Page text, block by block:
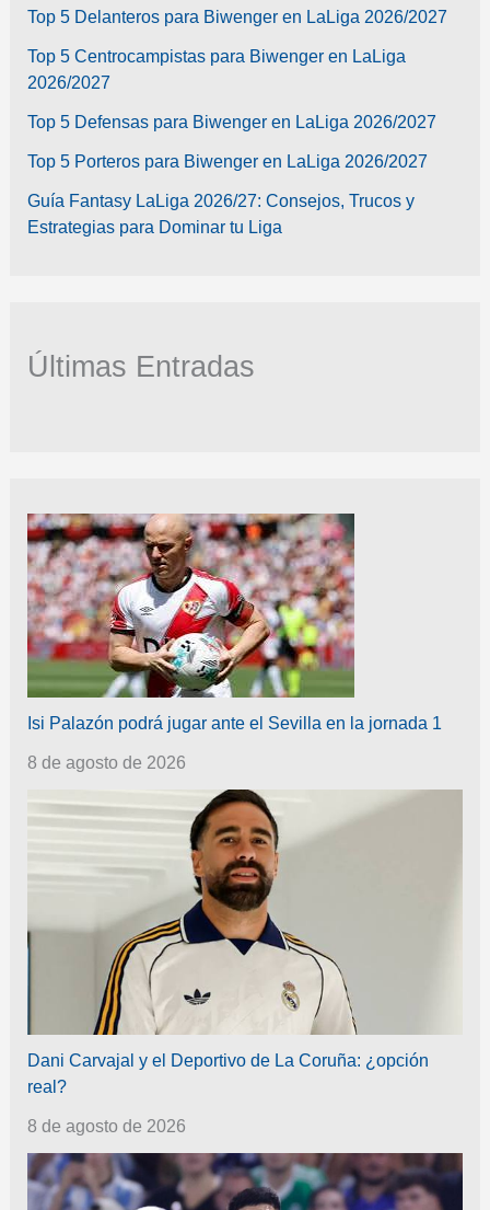
Top 5 Delanteros para Biwenger en LaLiga 2026/2027
Top 5 Centrocampistas para Biwenger en LaLiga
2026/2027
Top 5 Defensas para Biwenger en LaLiga 2026/2027
Top 5 Porteros para Biwenger en LaLiga 2026/2027
Guía Fantasy LaLiga 2026/27: Consejos, Trucos y
Estrategias para Dominar tu Liga
Últimas Entradas
Isi Palazón podrá jugar ante el Sevilla en la jornada 1
8 de agosto de 2026
Dani Carvajal y el Deportivo de La Coruña: ¿opción
real?
8 de agosto de 2026